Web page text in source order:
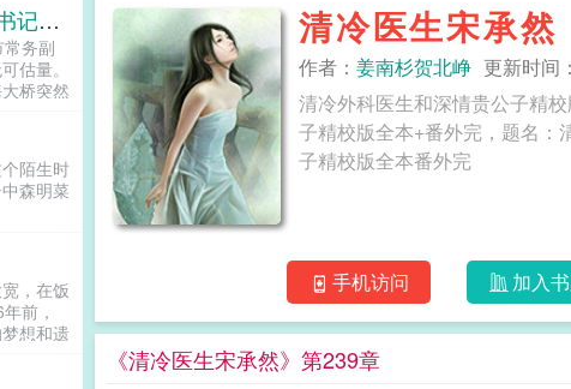
清冷医生宋承然
作者： 姜南杉贺北峥 更新时间
清冷外科医生和深情贵公子精
子精校版全本+番外完，题名：清冷外科
子精校版全本番外完
手机访问 加入
《清冷医生宋承然》第239章
官运亨通：从撞破女书记秘密开始
务副
估量。
桥突然
。娇妻
愁，却
秘密，
陌生时
森明菜
，在饭
前，
想和遗
...